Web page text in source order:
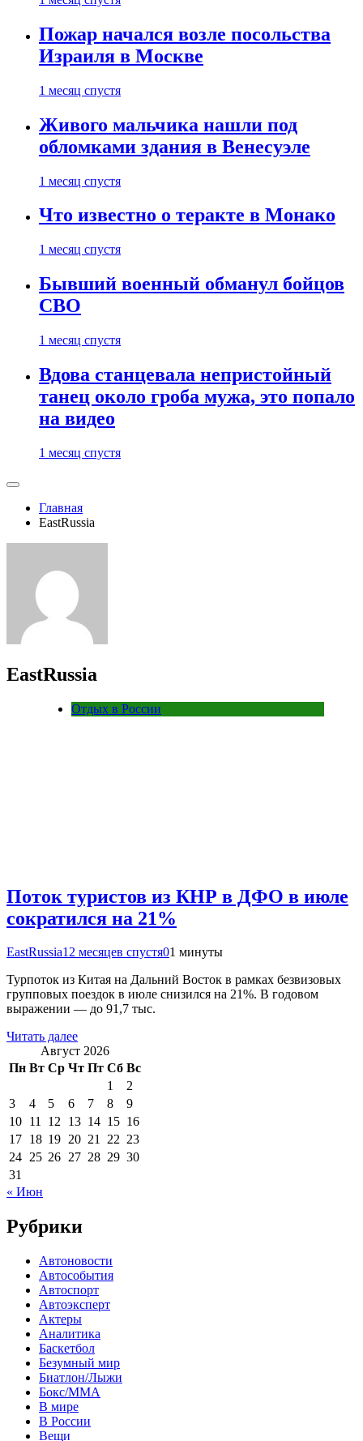
Пожар начался возле посольства
Израиля в Москве
1 месяц спустя
Живого мальчика нашли под
обломками здания в Венесуэле
1 месяц спустя
Что известно о теракте в Монако
1 месяц спустя
Бывший военный обманул бойцов
СВО
1 месяц спустя
Вдова станцевала непристойный
танец около гроба мужа, это попало
на видео
1 месяц спустя
Главная
EastRussia
EastRussia
Отдых в России
Поток туристов из КНР в ДФО в июле
сократился на 21%
EastRussia12 месяцев спустя01 минуты
Турпоток из Китая на Дальний Восток в рамках безвизовых
групповых поездок в июле снизился на 21%. В годовом
выражении — до 91,7 тыс.
Читать далее
Август 2026
Пн Вт Ср Чт Пт Сб Вс
1
2
3
4 5 6 7 8
9
10 11 12 13 14 15 16
17 18 19 20 21 22 23
24 25 26 27 28 29 30
31
« Июн
Рубрики
Автоновости
Автособытия
Автоспорт
Автоэксперт
Актеры
Аналитика
Баскетбол
Безумный мир
Биатлон/Лыжи
Бокс/MMA
В мире
В России
Вещи